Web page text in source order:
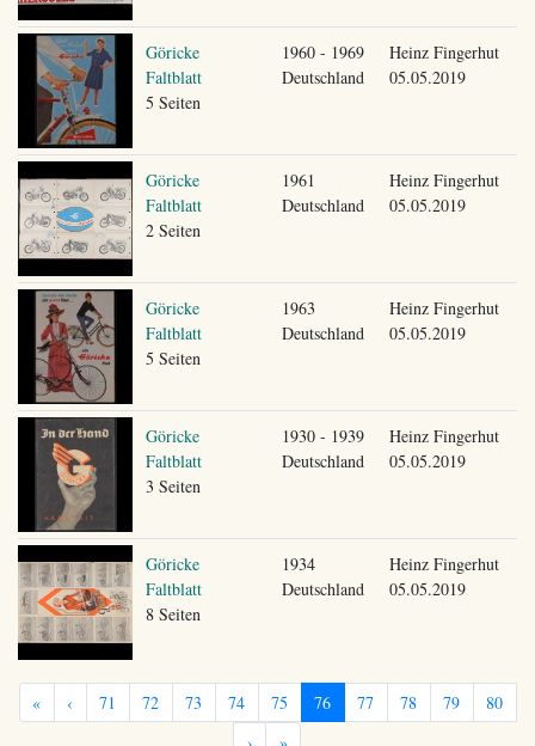
Göricke
Faltblatt
5 Seiten
1960 - 1969
Deutschland
Heinz Fingerhut
05.05.2019
Göricke
Faltblatt
2 Seiten
1961
Deutschland
Heinz Fingerhut
05.05.2019
Göricke
Faltblatt
5 Seiten
1963
Deutschland
Heinz Fingerhut
05.05.2019
Göricke
Faltblatt
3 Seiten
1930 - 1939
Deutschland
Heinz Fingerhut
05.05.2019
Göricke
Faltblatt
8 Seiten
1934
Deutschland
Heinz Fingerhut
05.05.2019
« ‹ 71 72 73 74 75 76 77 78 79
80
›
»